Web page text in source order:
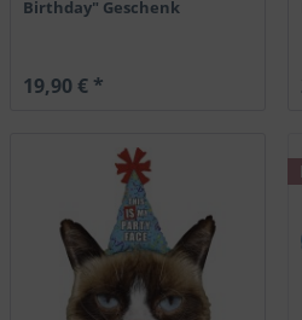
Birthday" Geschenk
19,90 € *